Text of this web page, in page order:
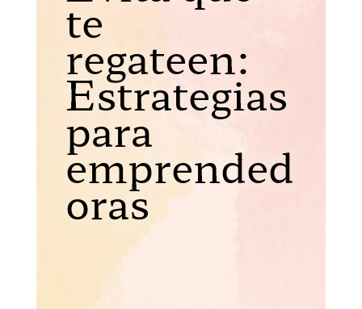
te
regateen:
Estrategias
para
emprended
oras